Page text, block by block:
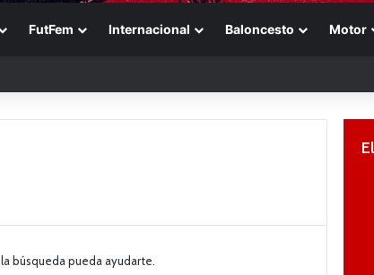
FutFem Internacional Baloncesto Motor
búsqueda pueda ayudarte.